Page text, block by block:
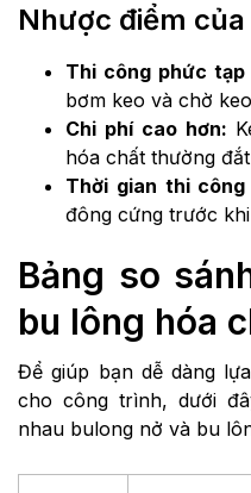
Nhược điểm
Thi công phức tạp
bơm keo và chờ
Chi phí cao hơn:
hóa chất thường
Thời gian thi công
đông cứng trước
Bảng so
bu lông hóa
Để giúp bạn dễ dàng
cho công trình, dưới
nhau bulong nở và bu